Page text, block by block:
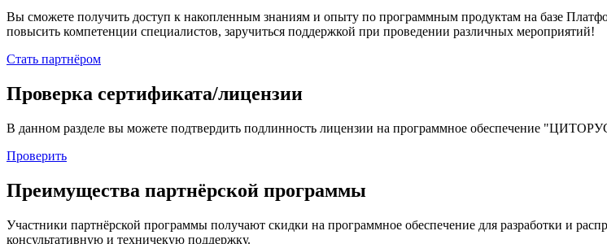
Вы сможете получить доступ к накопленным знаниям и опыту по программным продуктам на базе
повысить компетенции специалистов, заручиться поддержкой при проведении различных мероприятий!
Стать партнёром
Проверка сертификата/лицензии
В данном разделе вы можете подтвердить подлинность лицензии на программное обеспечение
Проверить
Преимущества партнёрской программы
Участники партнёрской программы получают скидки на программное обеспечение для разработки и
консультативную и техничекую поддержку.